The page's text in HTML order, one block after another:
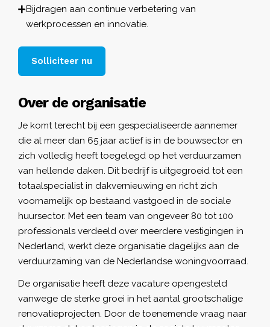
Bijdragen aan continue verbetering van
werkprocessen en innovatie.
Solliciteer nu
Over de organisatie
Je komt terecht bij een gespecialiseerde aannemer
die al meer dan 65 jaar actief is in de bouwsector en
zich volledig heeft toegelegd op het verduurzamen
van hellende daken. Dit bedrijf is uitgegroeid tot een
totaalspecialist in dakvernieuwing en richt zich
voornamelijk op bestaand vastgoed in de sociale
huursector. Met een team van ongeveer 80 tot 100
professionals verdeeld over meerdere vestigingen in
Nederland, werkt deze organisatie dagelijks aan de
verduurzaming van de Nederlandse woningvoorraad.
De organisatie heeft deze vacature opengesteld
vanwege de sterke groei in het aantal grootschalige
renovatieprojecten. Door de toenemende vraag naar